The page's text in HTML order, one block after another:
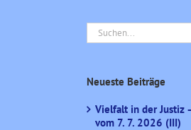
Suche
nach:
Neueste Beiträge
Vielfalt in der Justiz
vom 7. 7. 2026 (III)